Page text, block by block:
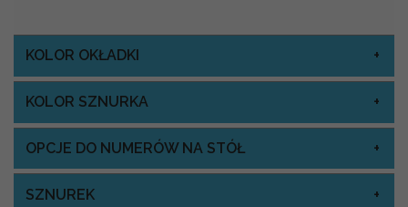
KOLOR OKŁADKI
KOLOR SZNURKA
OPCJE DO NUMERÓW NA STÓŁ
SZNUREK